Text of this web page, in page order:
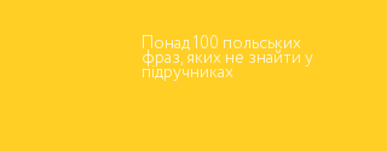
Понад 100 польських
фраз, яких не знайти у
підручниках